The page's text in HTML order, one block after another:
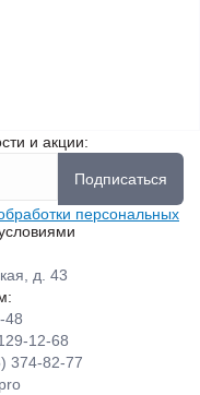
и акции:
Подписаться
персональных
д. 43
48
12-68
374-82-77